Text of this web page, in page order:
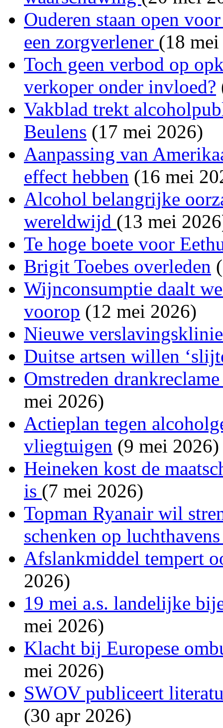
Ouderen staan open
een zorgverlener (18
Toch geen verbod op
verkoper onder invloed?
Vakblad trekt
Beulens (17 mei 2026)
Aanpassing van
effect hebben (16 mei
Alcohol belangrijke
wereldwijd (13 mei
Te hoge boete voor
Brigit Toebes overleden
Wijnconsumptie daalt
voorop (12 mei 2026)
Nieuwe
Duitse artsen willen
Omstreden
mei 2026)
Actieplan tegen
vliegtuigen (9 mei 2026)
Heineken kost de
is (7 mei 2026)
Topman Ryanair wil
schenken op
Afslankmiddel tempert
2026)
19 mei a.s. landelijke
mei 2026)
Klacht bij Europese
mei 2026)
SWOV publiceert
(30 apr 2026)